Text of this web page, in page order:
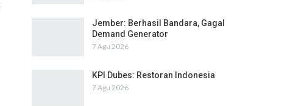
Jember: Berhasil Bandara, Gagal
Demand Generator
7 Agu 2026
KPI Dubes: Restoran Indonesia
7 Agu 2026